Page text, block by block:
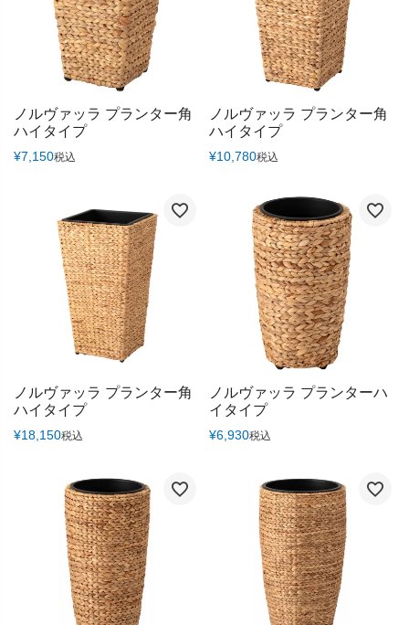
ノルヴァッラ プランター角
ハイタイプ
¥7,150税込
ノルヴァッラ プランター角
ハイタイプ
¥10,780税込
ノルヴァッラ プランター角
ハイタイプ
¥18,150税込
ノルヴァッラ プランターハ
イタイプ
¥6,930税込